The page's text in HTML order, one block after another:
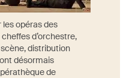
opéras des
d’orchestre,
distribution
désormais
de